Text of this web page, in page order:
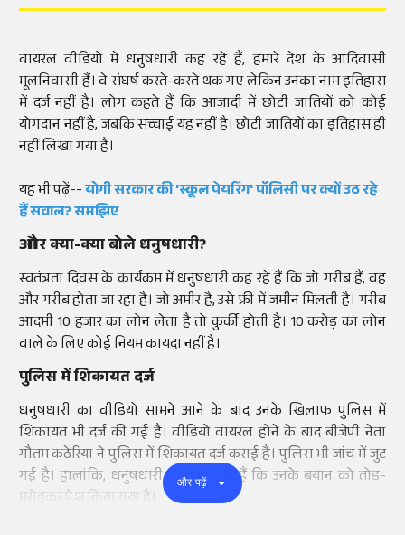
वायरल वीडियो में धनुषधारी कह रहे हैं, हमारे देश के आदिवासी
मूलनिवासीहैं। वे संघर्ष करते-करते थक गए लेकिन उनका नाम इतिहास
में दर्ज नहीं है। लोग कहते हैं कि आजादी में छोटी जातियों को कोई
योगदान नहीं है, जबकि सच्चाई यह नहीं है। छोटी जातियों का इतिहास ही
नहीं लिखा गया है।
यह भी पढ़ें--योगी सरकार की 'स्कूलपेयरिंग'पॉलिसीपर क्यों उठ रहे
हैं सवाल? समझिए
और क्या-क्या बोले धनुषधारी?
स्वतंत्रता दिवस के कार्यक्रम में धनुषधारी कह रहे हैं कि जो गरीब हैं, वह
और गरीब होता जा रहा है। जो अमीर है, उसेफ्रीमें जमीन मिलती है। गरीब
आदमी 10 हजार का लोन लेता है तोकुर्कीहोती है। 10 करोड़ का लोन
वाले के लिए कोई नियम कायदा नहीं है।
पुलिस में शिकायत दर्ज
धनुषधारी कावीडियो सामने आने के बाद उनके खिलाफ पुलिस में
शिकायत भी दर्ज की गई है।वीडियोवायरलहोने के बाद बीजेपी नेता
गौतमकठेरियाने पुलिस में शिकायत दर्ज कराई है। पुलिस भी जांच में जुट
गई है। हालांकि, धनुषधारी दावा कर रहे हैं कि उनके बयान को तोड़-
मरोड़कर पेश किया गया है।
और पढ़ें